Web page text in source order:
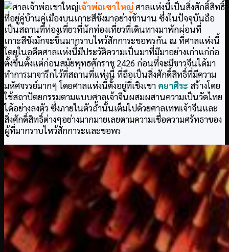
เจ้าพ่อเขาใหญ่ศาลแห่งนี้เป็นสิ่งศักดิ์สิทธิ์
ที่อยู่คู่บ้านคู่เมืองบนเกาะสีชังมาอย่างช้านาน ซึ่งในปัจจุบันถือ
เป็นสถานที่ท่องเที่ยวที่นักท่องเที่ยวที่เดินทางมาพักผ่อนที่
เกาะสีชังมักจะขึ้นมากราบไหว้สักการะขอพรกัน ณ ที่ศาลแห่งนี้
โดยในอดีตศาลแห่งนี้มีประวัติความเป็นมาที่มีมาอย่างเก่าแก่ก่อ
ตั้งขึ้นตั้งแต่ก่อนสมัยพุทธศักราช 2426 ก่อนที่จะมีชาวจีนได้มา
ทำการมาจารึกไว้ที่สถานที่แห่งนี้ ที่ถือเป็นสิ่งศักดิ์สิทธิ์ที่มีความ
มหัศจรรย์มากๆ โดยศาลแห่งนี้ตั้งอยู่ที่เชิงเขา คยาศิระ สร้างโดย
ใช้สถาปัตยกรรมตามแบบศาลเจ้าจีนผสมผสานความเป็นวัดไทย
ได้อย่างลงตัว ซึ่งภายในตัวถ้ำนั้นเต็มไปด้วยศาลเทพเจ้าจีนและ
สิ่งศักดิ์สิทธิ์ต่างๆอย่างมากมายเลยตามความเชื่อความศรัทธาของ
ผู้ที่มากราบไหว้สักการะและขอพร